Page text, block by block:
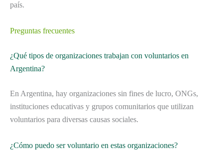
país.
Preguntas frecuentes
¿Qué tipos de organizaciones trabajan con voluntarios en
Argentina?
En Argentina, hay organizaciones sin fines de lucro, ONGs,
instituciones educativas y grupos comunitarios que utilizan
voluntarios para diversas causas sociales.
¿Cómo puedo ser voluntario en estas organizaciones?